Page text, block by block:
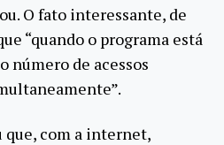
O fato interessante, de
“quando o programa está
número de acessos
com a internet,